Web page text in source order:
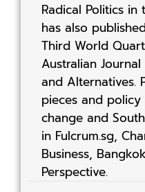
Radical Politics in
has also
Third World
Australian
and Alternatives.
pieces and
change and
in Fulcrum.sg,
Business,
Perspective.